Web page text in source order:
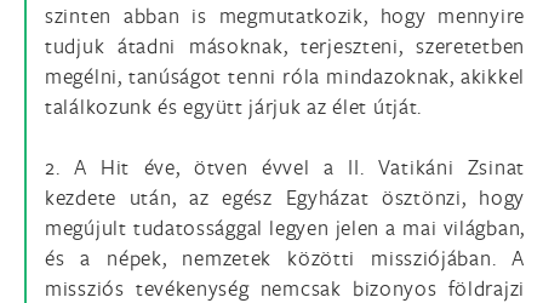
szinten abban is megmutatkozik, hogy mennyire
tudjuk átadni másoknak, terjeszteni, szeretetben
megélni, tanúságot tenni róla mindazoknak, akikkel
találkozunk és együtt járjuk az élet útját.
2. A Hit éve, ötven évvel a II. Vatikáni Zsinat
kezdete után, az egész Egyházat ösztönzi, hogy
megújult tudatossággal legyen jelen a mai világban,
és a népek, nemzetek közötti missziójában. A
missziós tevékenység nemcsak bizonyos földrajzi